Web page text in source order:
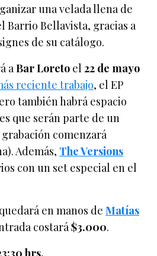
una velada llena de
Barrio Bellavista, gracias a
de su catálogo.
aBar Loreto el22 de mayo
reciente trabajo, el EP
también habrá espacio
que serán parte de un
comenzará
Además, The Versions
con un set especial en el
en manos deMatías
costará$3.000.
hrs.